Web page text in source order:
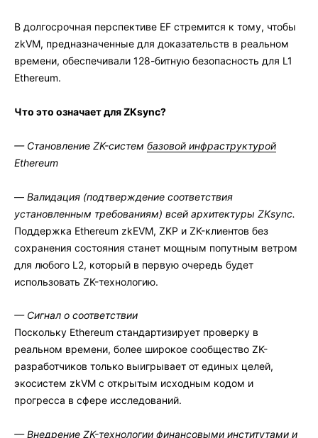
В долгосрочная перспективе EF стремится к тому, чтобы
zkVM, предназначенные для доказательств в реальном
времени, обеспечивали 128-битную безопасность для L1
Ethereum.
Что это означает для ZKsync?
— Становление ZK-систем базовой инфраструктурой
Ethereum
— Валидация (подтверждение соответствия
установленным требованиям) всей архитектуры ZKsync.
Поддержка Ethereum zkEVM, ZKP и ZK-клиентов без
сохранения состояния станет мощным попутным ветром
для любого L2, который в первую очередь будет
использовать ZK-технологию.
— Сигнал о соответствии
Поскольку Ethereum стандартизирует проверку в
реальном времени, более широкое сообщество ZK-
разработчиков только выигрывает от единых целей,
экосистем zkVM с открытым исходным кодом и
прогресса в сфере исследований.
— Внедрение ZK-технологии финансовыми институтами и